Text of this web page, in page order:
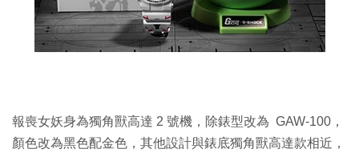
報喪女妖身為獨角獸高達 2 號機，除錶型改為 GAW-100，
顏色改為黑色配金色，其他設計與錶底獨角獸高達款相近，